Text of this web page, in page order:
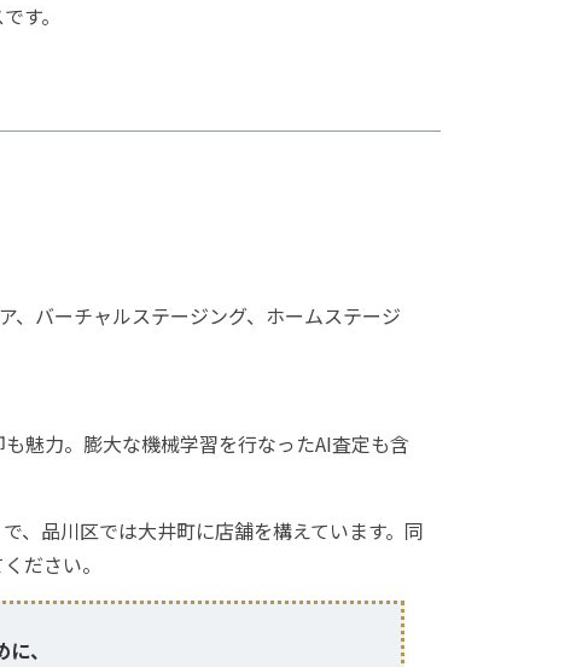
す。
、バーチャルステージング、ホームステージ
魅力。膨大な機械学習を行なったAI査定も含
、品川区では大井町に店舗を構えています。同
ださい。
、